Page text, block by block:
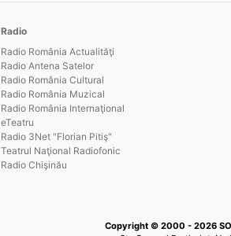
Radio
Radio România Actualităţi
Radio Antena Satelor
Radio România Cultural
Radio România Muzical
Radio România Internaţional
eTeatru
Radio 3Net "Florian Pitiş"
Teatrul Naţional Radiofonic
Radio Chişinău
Copyright © 2000 - 2026